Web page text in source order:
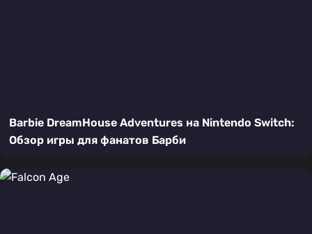
Barbie DreamHouse Adventures на Nintendo Switch:
Обзор игры для фанатов Барби